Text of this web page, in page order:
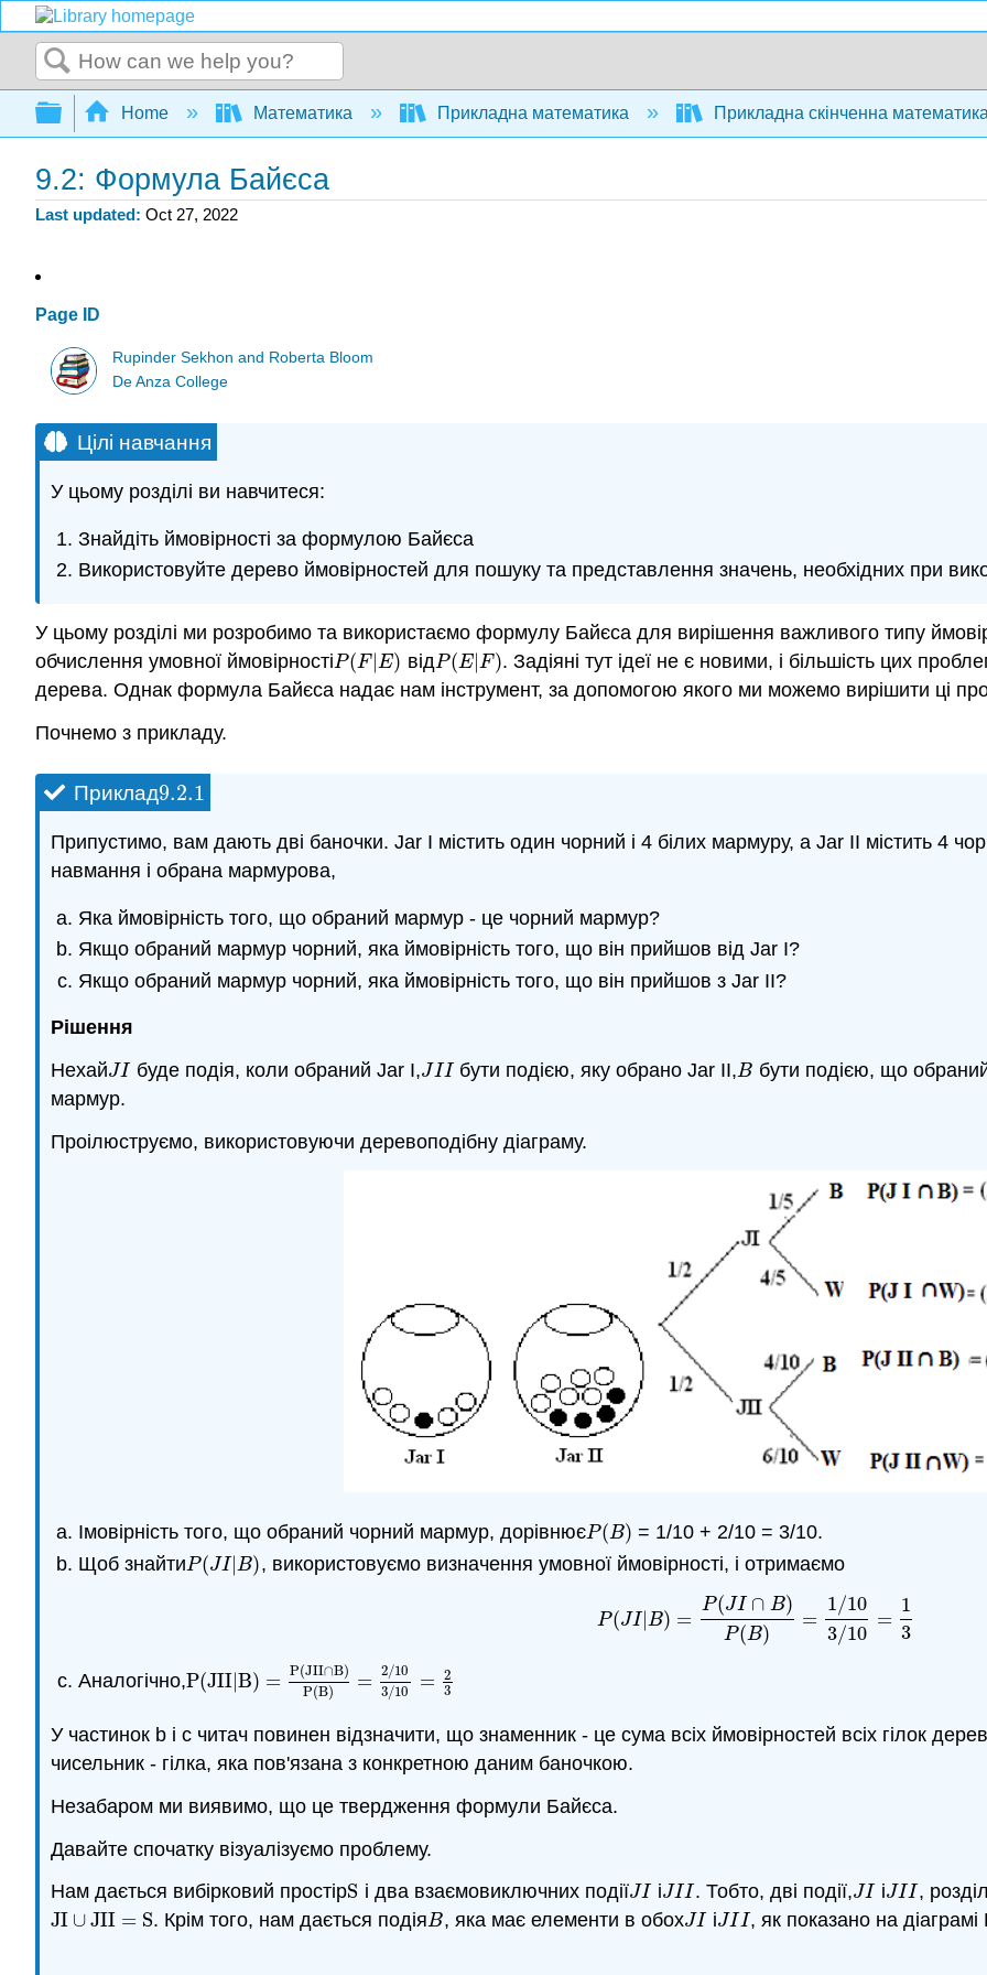
Search
Expand/collapse global hierarchy
Home Математика Прикладна математика Прикладна скінченна
9.2: Формула Байєса
Last updated Oct 27, 2022
Page ID
Rupinder Sekhon and Roberta Bloom
De Anza College
Цілі навчання
У цьому розділі ви навчитеся:
Знайдіть ймовірності за формулою Байєса
Використовуйте дерево ймовірностей для пошуку та представлення значень, необхідних при
У цьому розділі ми розробимо та використаємо формулу Байєса для вирішення важливого типу
обчислення умовної ймовірностіP(F|E)
P(F|E) відP(E|F)
P(E|F) . Задіяні тут ідеї не є новими, і більшість цих
дерева. Однак формула Байєса надає нам інструмент, за допомогою якого ми можемо вирішити ці
Почнемо з прикладу.
Приклад9.2.1
9.2.1
Припустимо, вам дають дві баночки. Jar I містить один чорний і 4 білих мармуру, а Jar II містить 4
навмання і обрана мармурова,
Яка ймовірність того, що обраний мармур - це чорний мармур?
Якщо обраний мармур чорний, яка ймовірність того, що він прийшов від Jar I?
Якщо обраний мармур чорний, яка ймовірність того, що він прийшов з Jar II?
Рішення
НехайJI
JI буде подія, коли обраний Jar I,JII
JII бути подією, яку обрано Jar II,B
B бути подією, що
мармур.
Проілюструємо, використовуючи деревоподібну діаграму.
Імовірність того, що обраний чорний мармур, дорівнюєP(B)
P(B) = 1/10 + 2/10 = 3/10.
Щоб знайтиP(JI|B)
P(JI|B) , використовуємо визначення умовної ймовірності, і отримаємо
P(JI|B) =
P(JI ∩ B)
P(B)
=
1/10
3/10
=
1
3
P(JI| B)= P( JI∩B)P(B)= 1/103/10 =1 3
Аналогічно,P(JII| B) = P(JII∩B)
P(B) = 2/10
3/10 = 2
3
P(JII|B)= P( JII∩B)P (B =2/103 /10
У частинок b і c читач повинен відзначити, що знаменник - це сума всіх ймовірностей всіх гілок
чисельник - гілка, яка пов'язана з конкретною даним баночкою.
Незабаром ми виявимо, що це твердження формули Байєса.
Давайте спочатку візуалізуємо проблему.
Нам дається вибірковий простірS
S і два взаємовиключних подіїJI
JI іJII
JII . Тобто, дві події,JI
JI іJII
JII ,
JI ∪JII = S
JI∪J II=S . Крім того, нам дається подіяB
B, яка має елементи в обохJI
JI іJII
JII , як показано на